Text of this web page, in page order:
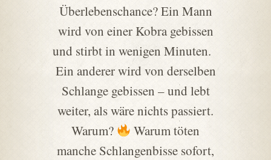
Überlebenschance? Ein Mann
wird von einer Kobra gebissen
und stirbt in wenigen Minuten.
Ein anderer wird von derselben
Schlange gebissen – und lebt
weiter, als wäre nichts passiert.
Warum?
Warum töten
manche Schlangenbisse sofort,